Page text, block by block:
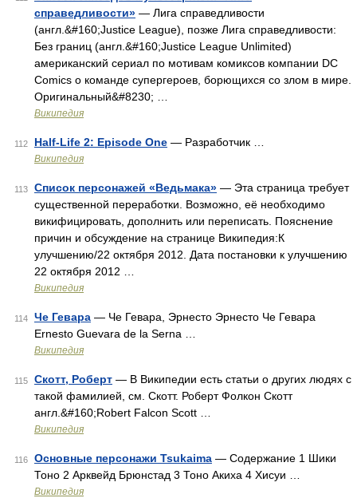
справедливости» — Лига справедливости
(англ.&#160;Justice League), позже Лига справедливости:
Без границ (англ.&#160;Justice League Unlimited)
американский сериал по мотивам комиксов компании DC
Comics о команде супергероев, борющихся со злом в мире.
Оригинальный&#8230; …
Википедия
112 Half-Life 2: Episode One — Разработчик …
Википедия
113 Список персонажей «Ведьмака» — Эта страница требует
существенной переработки. Возможно, её необходимо
викифицировать, дополнить или переписать. Пояснение
причин и обсуждение на странице Википедия:К
улучшению/22 октября 2012. Дата постановки к улучшению
22 октября 2012 …
Википедия
114 Че Гевара — Че Гевара, Эрнесто Эрнесто Че Гевара
Ernesto Guevara de la Serna …
Википедия
115 Скотт, Роберт — В Википедии есть статьи о других людях с
такой фамилией, см. Скотт. Роберт Фолкон Скотт
англ.&#160;Robert Falcon Scott …
Википедия
116 Основные персонажи Tsukaima — Содержание 1 Шики
Тоно 2 Арквейд Брюнстад 3 Тоно Акиха 4 Хисуи …
Википедия